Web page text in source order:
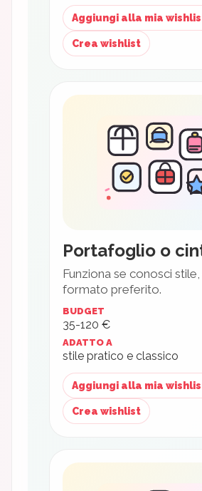
Aggiungi alla mia
Crea wishlist
Portafoglio o
Funziona se conosci
formato preferito.
BUDGET
35-120 €
ADATTO A
stile pratico e classico
Aggiungi alla mia
Crea wishlist